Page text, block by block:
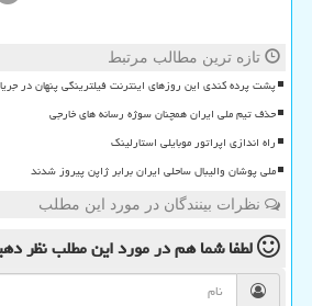
تازه ترین مطالب مرتبط
پشت پرده کندی این روزهای اینترنت فیلترینگی پنهان در
حذف تیم ملی ایران همچنان سوژه رسانه های خارجی
راه اندازی اپراتور موبایلی استارلینک
ملی پوشان والیبال ساحلی ایران برابر ژاپن پیروز شدند
نظرات بینندگان در مورد این مطلب
لطفا شما همدر مورد این مطلبنظر